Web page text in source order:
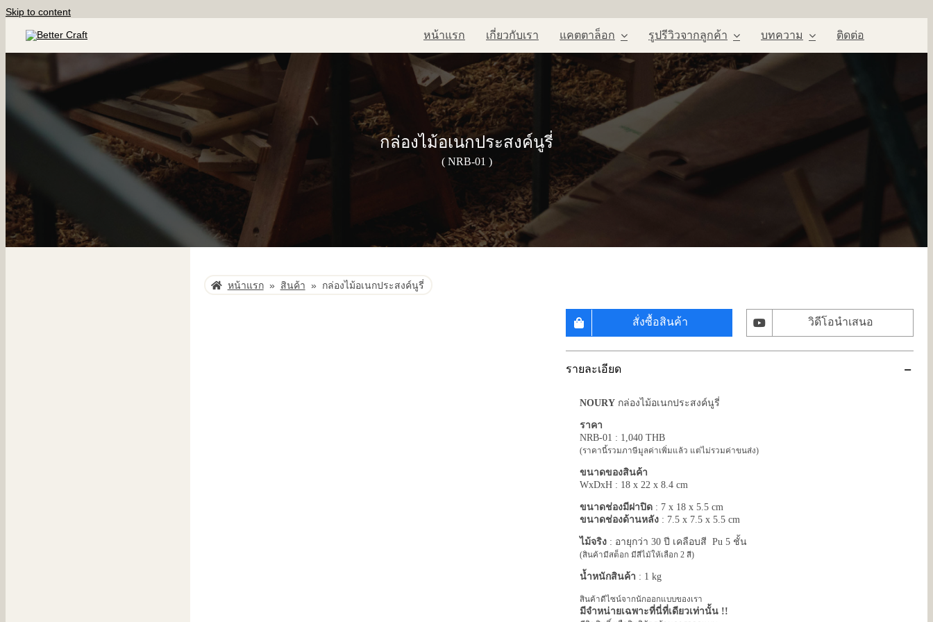
Skip to content
หน้าแรก เกี่ยวกับเรา แคตตาล็อก รูปรีวิวจากลูกค้า บทความ ติดต่อ
กล่องไม้อเนกประสงค์นูรี่
( NRB-01 )
หน้าแรก » สินค้า » กล่องไม้อเนกประสงค์นูรี่
สั่งซื้อสินค้า วิดีโอนำเสนอ
รายละเอียด
NOURYกล่องไม้อเนกประสงค์นูรี่
ราคา
NRB-01 : 1,040 THB
(ราคานี้รวมภาษีมูลค่าเพิ่มแล้ว แต่ไม่รวมค่าขนส่ง)
ขนาดของสินค้า
WxDxH : 18 x 22 x 8.4 cm
ขนาดช่องมีฝาปิด: 7 x 18 x 5.5 cm
ขนาดช่องด้านหลัง: 7.5 x 7.5 x 5.5 cm
ไม้จริง: อายุกว่า 30 ปี เคลือบสี Pu 5 ชั้น
(สินค้ามีสต็อก มีสีไม้ให้เลือก 2 สี)
น้ำหนักสินค้า : 1 kg
สินค้าดีไซน์จากนักออกแบบของเรา
มีจำหน่ายเฉพาะที่นี่ที่เดียวเท่านั้น !!